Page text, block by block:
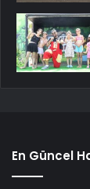
En Güncel